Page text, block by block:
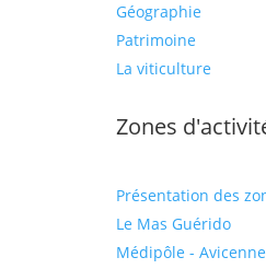
Géographie
Patrimoine
La viticulture
Zones
Présentation des
Le Mas Guérido
Médipôle - Avicenne